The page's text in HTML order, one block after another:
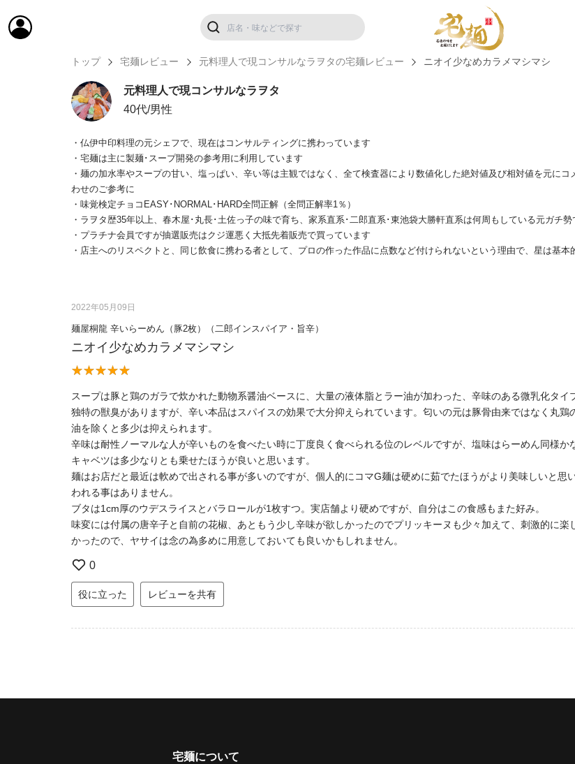
トップ 宅麺レビュー 元料理人で現コンサルなラヲタの宅麺レビュー ニオイ少なめカラメマシマシ
元料理人で現コンサルなラヲタ
40代/男性
・仏伊中印料理の元シェフで、現在はコンサルティングに携わっています
・宅麺は主に製麺･スープ開発の参考用に利用しています
・麺の加水率やスープの甘い、塩っぱい、辛い等は主観ではなく、全て検査器により数値化した絶対値及び相対値を元にコ
わせのご参考に
・味覚検定チョコEASY･NORMAL･HARD全問正解（全問正解率1％）
・ラヲタ歴35年以上、春木屋･丸長･土佐っ子の味で育ち、家系直系･二郎直系･東池袋大勝軒直系は何周もしている元ガチ勢
・プラチナ会員ですが抽選販売はクジ運悪く大抵先着販売で買っています
・店主へのリスペクトと、同じ飲食に携わる者として、プロの作った作品に点数など付けられないという理由で、星は基本
2022年05月09日
麺屋桐龍 辛いらーめん（豚2枚）（二郎インスパイア・旨辛）
ニオイ少なめカラメマシマシ
スープは豚と鶏のガラで炊かれた動物系醤油ベースに、大量の液体脂とラー油が加わった、辛味のある微乳化タ
独特の獣臭がありますが、辛い本品はスパイスの効果で大分抑えられています。匂いの元は豚骨由来ではなく丸
油を除くと多少は抑えられます。
辛味は耐性ノーマルな人が辛いものを食べたい時に丁度良く食べられる位のレベルですが、塩味はらーめん同様
キャベツは多少なりとも乗せたほうが良いと思います。
麺はお店だと最近は軟めで出される事が多いのですが、個人的にコマG麺は硬めに茹でたほうがより美味しいと
われる事はありません。
ブタは1cm厚のウデスライスとバラロールが1枚すつ。実店舗より硬めですが、自分はこの食感もまた好み。
味変には付属の唐辛子と自前の花椒、あともう少し辛味が欲しかったのでプリッキーヌも少々加えて、刺激的に
かったので、ヤサイは念の為多めに用意しておいても良いかもしれません。
0
役に立った レビューを共有
宅麺について